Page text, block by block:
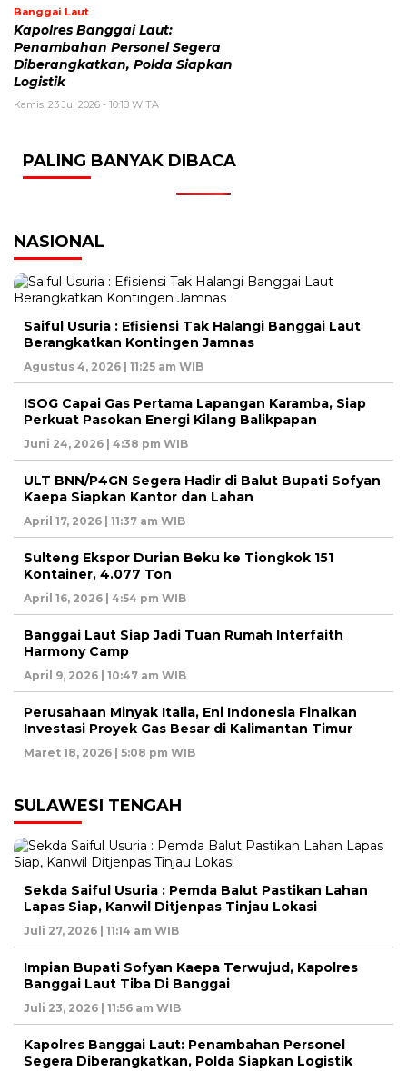
Banggai Laut
Kapolres Banggai Laut:
Penambahan Personel Segera
Diberangkatkan, Polda Siapkan
Logistik
Kamis, 23 Jul 2026 - 10:18 WITA
PALING BANYAK DIBACA
NASIONAL
Saiful Usuria : Efisiensi Tak Halangi Banggai Laut
Berangkatkan Kontingen Jamnas
Agustus 4, 2026 | 11:25 am WIB
ISOG Capai Gas Pertama Lapangan Karamba, Siap
Perkuat Pasokan Energi Kilang Balikpapan
Juni 24, 2026 | 4:38 pm WIB
ULT BNN/P4GN Segera Hadir di Balut Bupati Sofyan
Kaepa Siapkan Kantor dan Lahan
April 17, 2026 | 11:37 am WIB
Sulteng Ekspor Durian Beku ke Tiongkok 151
Kontainer, 4.077 Ton
April 16, 2026 | 4:54 pm WIB
Banggai Laut Siap Jadi Tuan Rumah Interfaith
Harmony Camp
April 9, 2026 | 10:47 am WIB
Perusahaan Minyak Italia, Eni Indonesia Finalkan
Investasi Proyek Gas Besar di Kalimantan Timur
Maret 18, 2026 | 5:08 pm WIB
SULAWESI TENGAH
Sekda Saiful Usuria : Pemda Balut Pastikan Lahan
Lapas Siap, Kanwil Ditjenpas Tinjau Lokasi
Juli 27, 2026 | 11:14 am WIB
Impian Bupati Sofyan Kaepa Terwujud, Kapolres
Banggai Laut Tiba Di Banggai
Juli 23, 2026 | 11:56 am WIB
Kapolres Banggai Laut: Penambahan Personel
Segera Diberangkatkan, Polda Siapkan Logistik